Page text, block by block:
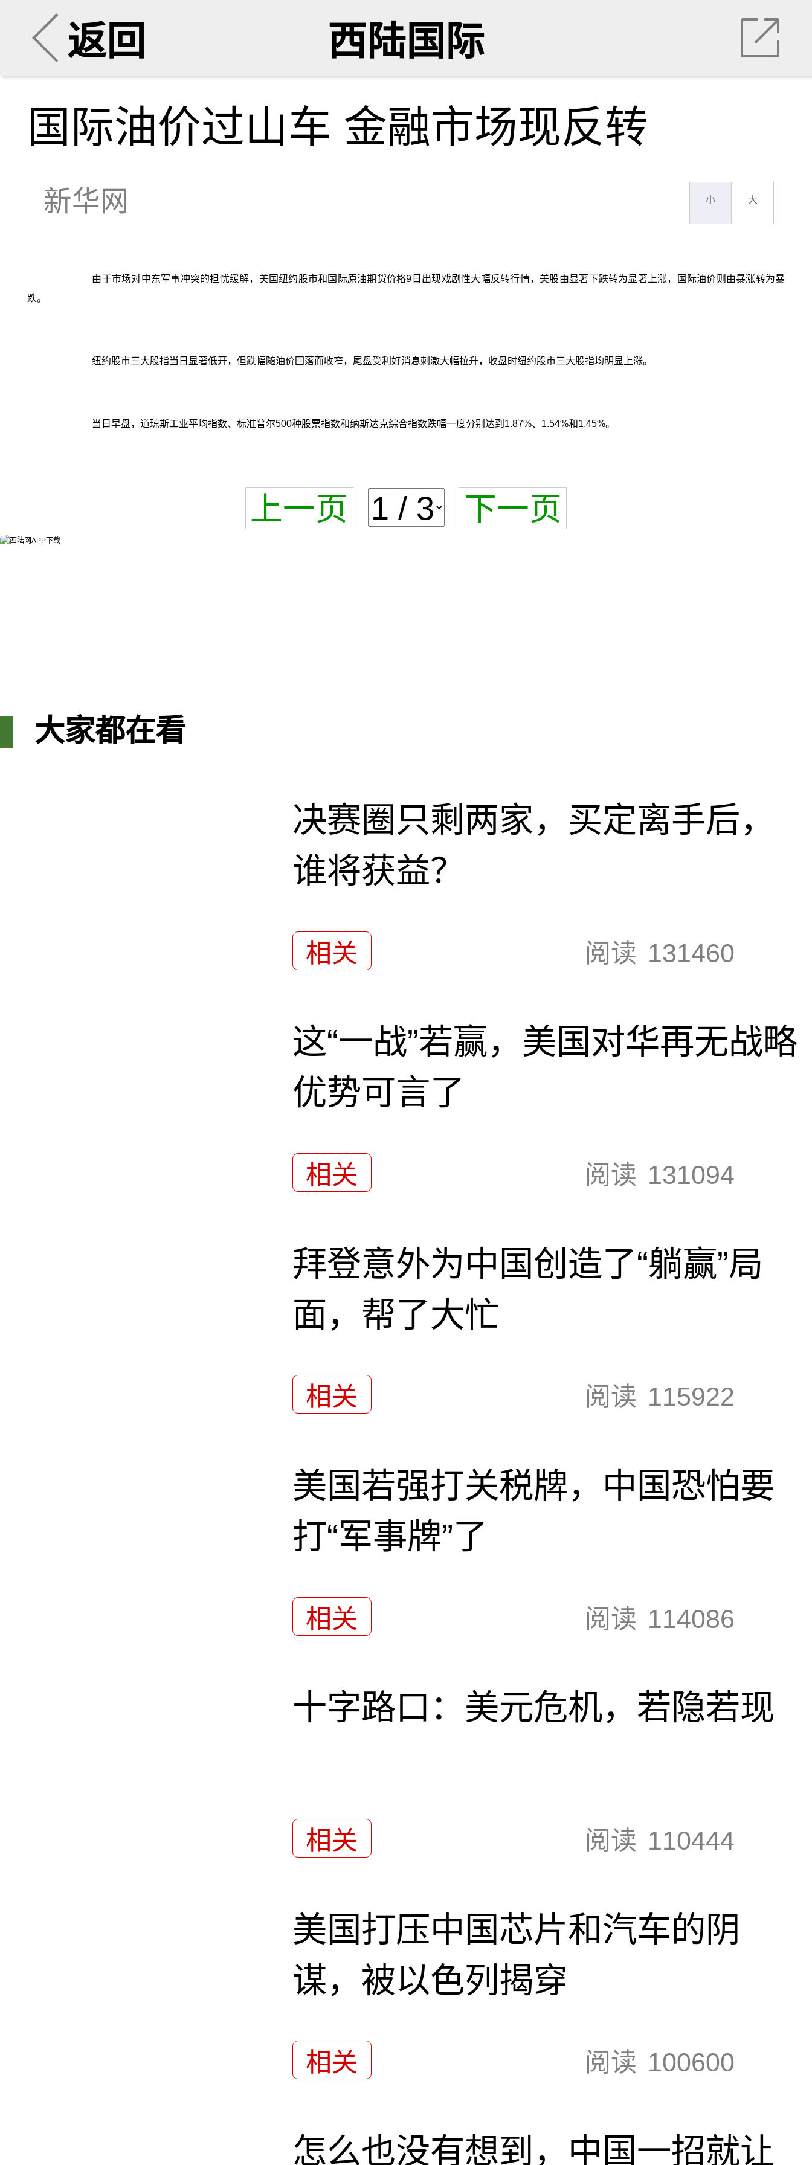
返回 西陆国际
国际油价过山车 金融市场现反转
新华网 小 大
由于市场对中东军事冲突的担忧缓解，美国纽约股市和国际原油期货价格9日出现戏剧性大幅反转行情，美股由显著下跌转为显著上涨，国际油价则由暴涨转为暴
跌。
纽约股市三大股指当日显著低开，但跌幅随油价回落而收窄，尾盘受利好消息刺激大幅拉升，收盘时纽约股市三大股指均明显上涨。
当日早盘，道琼斯工业平均指数、标准普尔500种股票指数和纳斯达克综合指数跌幅一度分别达到1.87%、1.54%和1.45%。
上一页 下一页
大家都在看
决赛圈只剩两家，买定离手后，
谁将获益？
相关 阅读 131460
这“一战”若赢，美国对华再无战略
优势可言了
相关 阅读 131094
拜登意外为中国创造了“躺赢”局
面，帮了大忙
相关 阅读 115922
美国若强打关税牌，中国恐怕要
打“军事牌”了
相关 阅读 114086
十字路口：美元危机，若隐若现
相关 阅读 110444
美国打压中国芯片和汽车的阴
谋，被以色列揭穿
相关 阅读 100600
怎么也没有想到，中国一招就让